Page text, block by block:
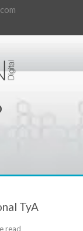
TyA
read